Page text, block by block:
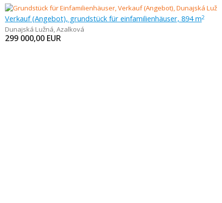
Verkauf (Angebot), grundstück für einfamilienhäuser, 894 m2
Dunajská Lužná,Azalková
299 000,00 EUR